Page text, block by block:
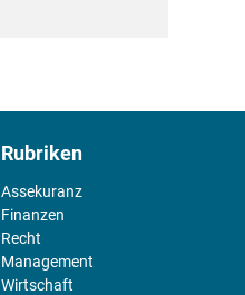
Rubriken
Assekuranz
Finanzen
Recht
Management
Wirtschaft